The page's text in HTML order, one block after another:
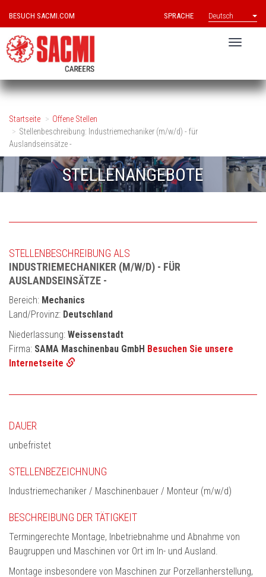
BESUCH SACMI.COM SPRACHE Deutsch
Startseite
Offene Stellen
Stellenbeschreibung: Industriemechaniker (m/w/d) - für
Auslandseinsätze -
STELLENANGEBOTE
STELLENBESCHREIBUNG ALS
INDUSTRIEMECHANIKER (M/W/D) - FÜR
AUSLANDSEINSÄTZE -
Bereich: Mechanics
Land/Provinz: Deutschland
Niederlassung: Weissenstadt
Firma: SAMA Maschinenbau GmbH Besuchen Sie unsere
Internetseite
DAUER
unbefristet
STELLENBEZEICHNUNG
Industriemechaniker / Maschinenbauer / Monteur (m/w/d)
BESCHREIBUNG DER TÄTIGKEIT
Termingerechte Montage, Inbetriebnahme und Abnahme von
Baugruppen und Maschinen vor Ort im In- und Ausland.
Montage insbesondere von Maschinen zur Porzellanherstellung,